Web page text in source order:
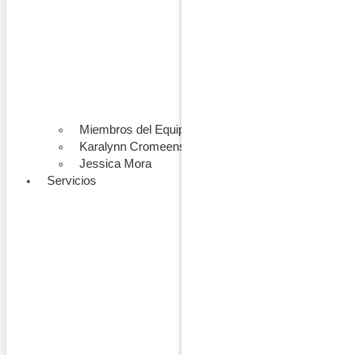
Miembros del Equipo
Karalynn Cromeens
Jessica Mora
Servicios